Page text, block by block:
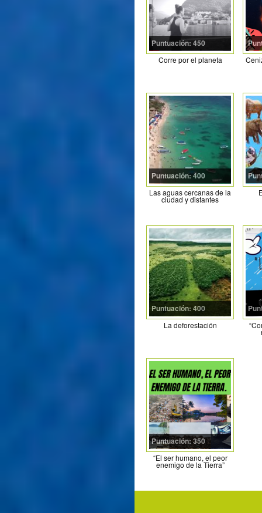
Puntuación: 450
Corre por el planeta
Puntuación: 400
Las aguas cercanas de la
ciudad y distantes
Puntuación: 400
La deforestación
Puntuación: 350
“El ser humano, el peor
enemigo de la Tierra”